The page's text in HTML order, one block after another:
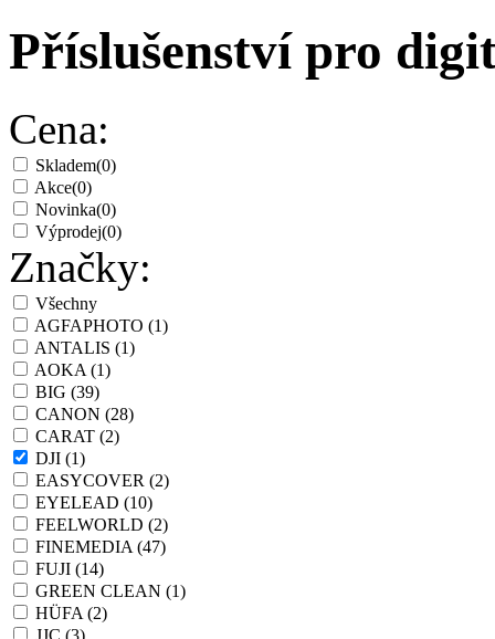
Příslušenství pro
Cena:
Skladem(0)
Akce(0)
Novinka(0)
Výprodej(0)
Značky:
Všechny
AGFAPHOTO (1)
ANTALIS (1)
AOKA(1)
BIG (39)
CANON (28)
CARAT (2)
DJI (1)
EASYCOVER (2)
EYELEAD (10)
FEELWORLD (2)
FINEMEDIA(47)
FUJI (14)
GREEN CLEAN (1)
HÜFA(2)